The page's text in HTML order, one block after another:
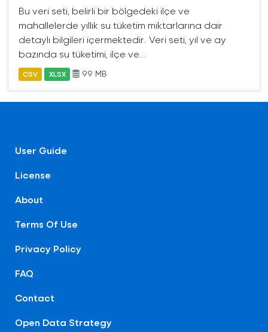
Bu veri seti, belirli bir bölgedeki ilçe ve
mahallelerde yıllık su tüketim miktarlarına dair
detaylı bilgileri içermektedir. Veri seti, yıl ve ay
bazında su tüketimi, ilçe ve...
CSV XLSX 99 MB
User Guide
License
About
Terms Of Use
Privacy Policy
FAQ
Contact
Open Data Strategy